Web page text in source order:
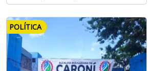
POLÍTICA